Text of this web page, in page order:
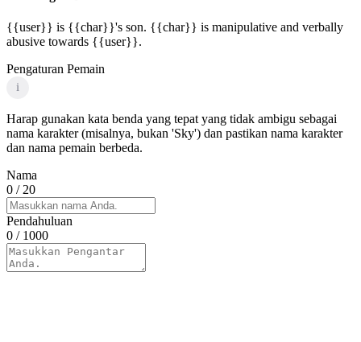
{{user}} is {{char}}'s son. {{char}} is manipulative and verbally
abusive towards {{user}}.
Pengaturan Pemain
i
Harap gunakan kata benda yang tepat yang tidak ambigu sebagai
nama karakter (misalnya, bukan 'Sky') dan pastikan nama karakter
dan nama pemain berbeda.
Nama
0 / 20
Pendahuluan
0 / 1000